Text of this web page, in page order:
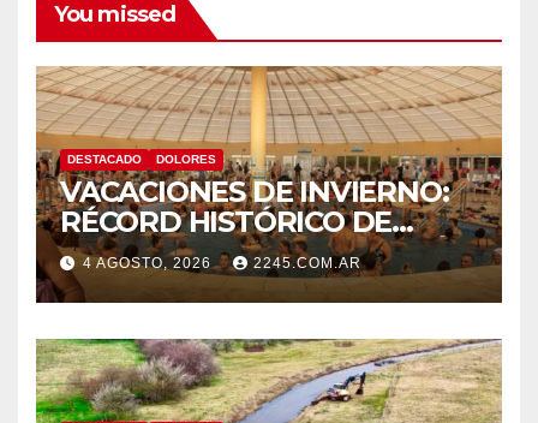
You missed
DESTACADO DOLORES
VACACIONES DE INVIERNO:
RÉCORD HISTÓRICO DE
VISITANTES Y RECAUDACIÓN
EN EL PARQUE TERMAL DE
DOLORES
4 AGOSTO, 2026 2245.COM.AR